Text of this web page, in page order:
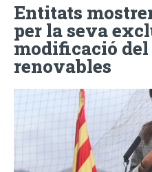
Entitats
per la seva
modificació del
renovables